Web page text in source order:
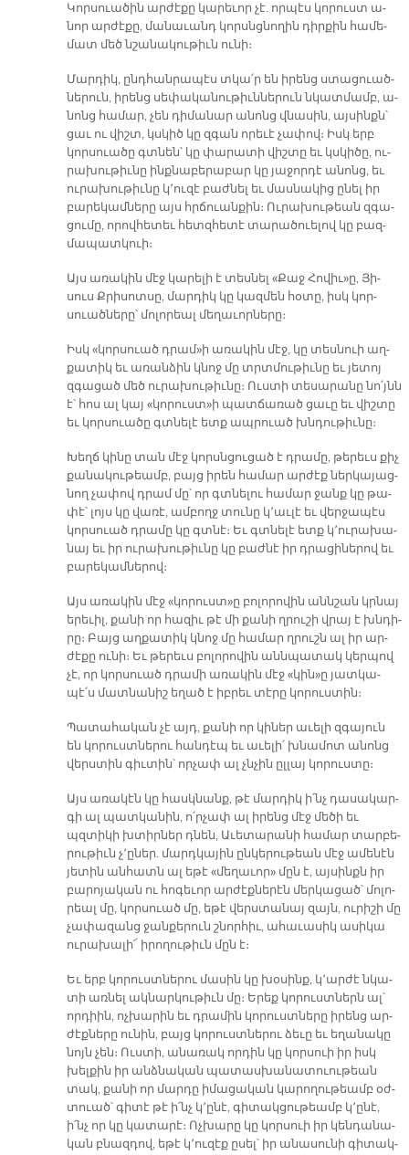
Կոր­սուա­ծին ար­ժէ­քը կա­րե­ւոր չէ. որ­պէս կո­րուստ ա­
նոր ար­ժէ­քը, մա­նա­ւանդ կորսնցնո­ղին դիր­քին հա­մե­
մատ մեծ նշա­նա­կու­թիւն ու­նի։
Մար­դիկ, ընդ­հան­րա­պէս տկա՛ր են ի­րենց ստա­ցուած­
նե­րուն, ի­րենց սե­փա­կա­նու­թիւն­նե­րուն նկատ­մամբ, ա­
նոնց հա­մար, չեն դի­մա­նար ա­նոնց վնա­սին, այ­սինքն՝
ցաւ ու վիշտ, կսկիծ կը զգան ո­րե­ւէ չա­փով։ Իսկ երբ
կոր­սուա­ծը գտնեն՝ կը փա­րա­տի վիշ­տը եւ կսկի­ծը, ու­
րա­խու­թիւ­նը ինք­նա­բե­րա­բար կը յա­ջոր­դէ ա­նոնց, եւ
ու­րա­խու­թիւ­նը կ՚ու­զէ բաժ­նել եւ մաս­նա­կից ը­նել իր
բա­րե­կամ­նե­րը այս հրճուան­քին։ Ու­րա­խու­թեան զգա­
ցու­մը, ո­րով­հե­տեւ հետզ­հե­տէ տա­րա­ծուե­լով կը բազ­
մա­պատ­կուի։
Այս ա­ռա­կին մէջ կա­րե­լի է տես­նել «Քաջ Հո­վիւ»ը, Յի­
սուս Քրի­սոտ­սը, մար­դիկ կը կազ­մեն հօ­տը, իսկ կոր­
սուած­նե­րը՝ մո­լո­րեալ մե­ղա­ւոր­նե­րը։
Իսկ «կոր­սուած դրամ»ի ա­ռա­կին մէջ, կը տես­նուի աղ­
քա­տիկ եւ ա­ռան­ձին կնոջ մը տրտմու­թիւ­նը եւ յե­տոյ
զգա­ցած մեծ ու­րա­խու­թիւ­նը։ Ուս­տի տե­սա­րա­նը նո՛յնն
է՝ հոս ալ կայ «կո­րուստ»ի պատ­ճա­ռած ցա­ւը եւ վիշ­տը
եւ կոր­սուա­ծը գտնե­լէ ետք ապ­րուած խնդու­թիւ­նը։
Խեղճ կի­նը տան մէջ կորսն­ցու­ցած է դրա­մը, թե­րեւս քիչ
քա­նա­կու­թեամբ, բայց ի­րեն հա­մար ար­ժէք ներ­կա­յաց­
նող չա­փով դրամ մը՝ որ գտնե­լու հա­մար ջանք կը թա­
փէ՝ լոյս կը վա­ռէ, ամ­բողջ տու­նը կ՚ա­ւլէ եւ վեր­ջա­պէս
կոր­սուած դրա­մը կը գտնէ։ Եւ գտնե­լէ ետք կ՚ու­րա­խա­
նայ եւ իր ու­րա­խու­թիւ­նը կը բաժ­նէ իր դրա­ցի­նե­րով եւ
բա­րե­կամ­նե­րով։
Այս ա­ռա­կին մէջ «կո­րուստ»ը բո­լո­րո­վին անն­շան կրնայ
ե­րե­ւիլ, քա­նի որ հա­զիւ թէ մի քա­նի ղրու­շի վրայ է խնդի­
րը։ Բայց աղ­քա­տիկ կնոջ մը հա­մար ղրուշն ալ իր ար­
ժէ­քը ու­նի։ Եւ թե­րեւս բո­լո­րո­վին անն­պա­տակ կեր­պով
չէ, որ կոր­սուած դրա­մի ա­ռա­կին մէջ «կին»ը յատ­կա­
պէ՛ս մատ­նա­նիշ ե­ղած է իբ­րեւ տէ­րը կո­րուս­տին։
Պա­տա­հա­կան չէ այդ, քա­նի որ կի­ներ ա­ւե­լի զգա­յուն
են կո­րուստ­նե­րու հան­դէպ եւ ա­ւե­լի՛ խնա­մոտ ա­նոնց
վերս­տին գիւ­տին՝ որ­չափ ալ չնչին ըլ­լայ կո­րուս­տը։
Այս ա­ռա­կէն կը հասկ­նանք, թէ մար­դիկ ի՛նչ դա­սա­կար­
գի ալ պատ­կա­նին, ո՛ր­չափ ալ ի­րենց մէջ մե­ծի եւ
պզտի­կի խտիր­ներ դնեն, Ա­ւե­տա­րա­նի հա­մար տար­բե­
րու­թիւն չ՚ը­ներ. մարդ­կա­յին ըն­կե­րու­թեան մէջ ա­մե­նէն
յե­տին ան­հատն ալ ե­թէ «մե­ղա­ւոր» մըն է, այ­սինքն իր
բա­րո­յա­կան ու հո­գե­ւոր ար­ժէք­նե­րէն մեր­կա­ցած՝ մո­լո­
րեալ մը, կոր­սուած մը, ե­թէ վերս­տա­նայ զայն, ու­րի­շի մը
չա­փա­զանց ջան­քե­րուն շնոր­հիւ, ա­հա­ւա­սիկ ա­սի­կա
ու­րա­խա­լի՜ ի­րո­ղու­թիւն մըն է։
Եւ երբ կո­րուստ­նե­րու մա­սին կը խօ­սինք, կ՚ար­ժէ նկա­
տի առ­նել ակ­նար­կու­թիւն մը։ Ե­րեք կո­րուստ­ներն ալ՝
որ­դիին, ոչ­խա­րին եւ դրա­մին կո­րուստ­նե­րը ի­րենց ար­
ժէք­նե­րը ու­նին, բայց կո­րուստ­նե­րու ձե­ւը եւ ե­ղա­նա­կը
նոյն չեն։ Ուս­տի, ա­նա­ռակ որ­դին կը կորսուի իր իսկ
խել­քին իր անձ­նա­կան պա­տաս­խա­նա­տուու­թեան
տակ, քա­նի որ մար­դը ի­մա­ցա­կան կա­րո­ղու­թեամբ օժ­
տուած՝ գի­տէ թէ ի՛նչ կ՚ը­նէ, գի­տակ­ցու­թեամբ կ՚ը­նէ,
ի՛նչ որ կը կա­տա­րէ։ Ոչ­խա­րը կը կոր­սուի իր կեն­դա­նա­
կան բնազ­դով, ե­թէ կ՚ու­զէք ը­սել՝ իր ա­նա­սու­նի գի­տակ­